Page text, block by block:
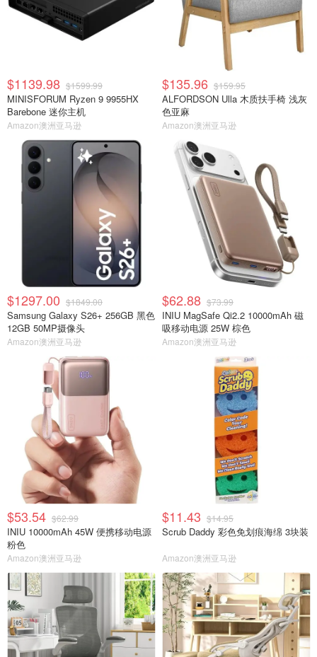
$1139.98 $1599.99
MINISFORUM Ryzen 9 9955HX
Barebone 迷你主机
Amazon澳洲亚马逊
$135.96 $159.95
ALFORDSON Ulla 木质扶手椅 浅灰
色亚麻
Amazon澳洲亚马逊
$1297.00 $1849.00
Samsung Galaxy S26+ 256GB 黑色
12GB 50MP摄像头
Amazon澳洲亚马逊
$62.88 $73.99
INIU MagSafe Qi2.2 10000mAh 磁
吸移动电源 25W 棕色
Amazon澳洲亚马逊
$53.54 $62.99
INIU 10000mAh 45W 便携移动电源
粉色
Amazon澳洲亚马逊
$11.43 $14.95
Scrub Daddy 彩色免划痕海绵 3块装
Amazon澳洲亚马逊